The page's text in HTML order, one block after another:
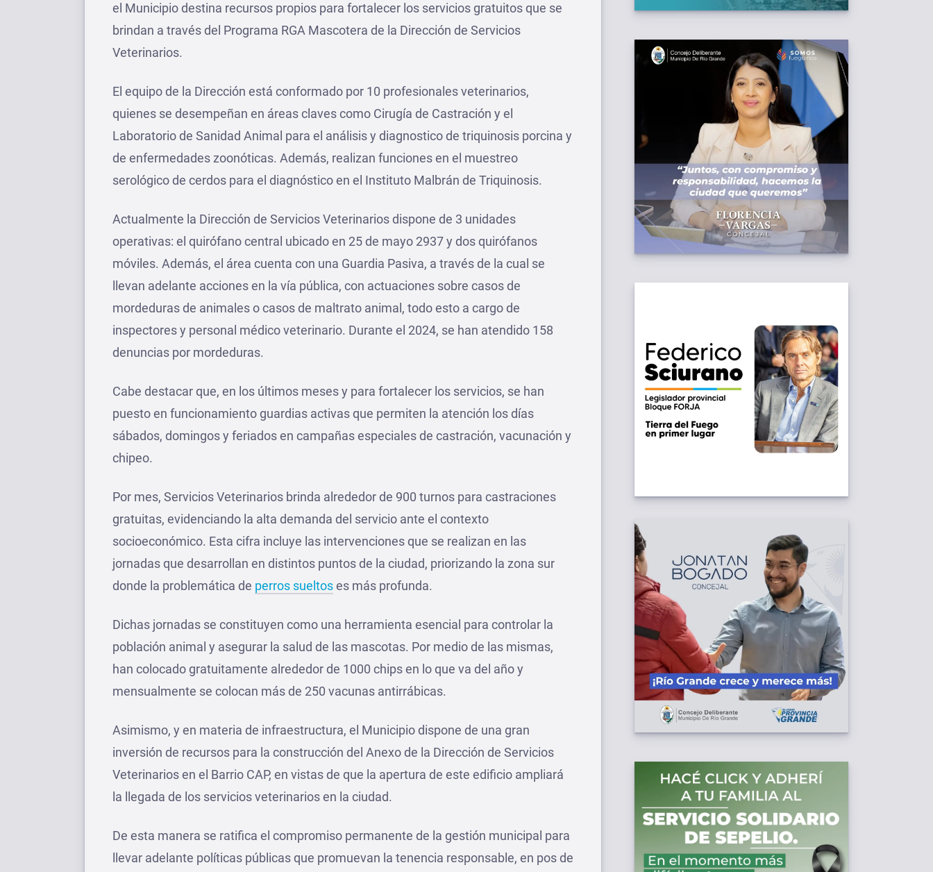
el Municipio destina recursos propios para fortalecer los servicios gratuitos que se
brindan a través del Programa RGA Mascotera de la Dirección de Servicios
Veterinarios.
El equipo de la Dirección está conformado por 10 profesionales veterinarios,
quienes se desempeñan en áreas claves como Cirugía de Castración y el
Laboratorio de Sanidad Animal para el análisis y diagnostico de triquinosis porcina y
de enfermedades zoonóticas. Además, realizan funciones en el muestreo
serológico de cerdos para el diagnóstico en el Instituto Malbrán de Triquinosis.
Actualmente la Dirección de Servicios Veterinarios dispone de 3 unidades
operativas: el quirófano central ubicado en 25 de mayo 2937 y dos quirófanos
móviles. Además, el área cuenta con una Guardia Pasiva, a través de la cual se
llevan adelante acciones en la vía pública, con actuaciones sobre casos de
mordeduras de animales o casos de maltrato animal, todo esto a cargo de
inspectores y personal médico veterinario. Durante el 2024, se han atendido 158
denuncias por mordeduras.
Cabe destacar que, en los últimos meses y para fortalecer los servicios, se han
puesto en funcionamiento guardias activas que permiten la atención los días
sábados, domingos y feriados en campañas especiales de castración, vacunación y
chipeo.
Por mes, Servicios Veterinarios brinda alrededor de 900 turnos para castraciones
gratuitas, evidenciando la alta demanda del servicio ante el contexto
socioeconómico. Esta cifra incluye las intervenciones que se realizan en las
jornadas que desarrollan en distintos puntos de la ciudad, priorizando la zona sur
donde la problemática de perros sueltoses más profunda.
Dichas jornadas se constituyen como una herramienta esencial para controlar la
población animal y asegurar la salud de las mascotas. Por medio de las mismas,
han colocado gratuitamente alrededor de 1000 chips en lo que va del año y
mensualmente se colocan más de 250 vacunas antirrábicas.
Asimismo, y en materia de infraestructura, el Municipio dispone de una gran
inversión de recursos para la construcción del Anexo de la Dirección de Servicios
Veterinarios en el Barrio CAP, en vistas de que la apertura de este edificio ampliará
la llegada de los servicios veterinarios en la ciudad.
De esta manera se ratifica el compromiso permanente de la gestión municipal para
llevar adelante políticas públicas que promuevan la tenencia responsable, en pos de